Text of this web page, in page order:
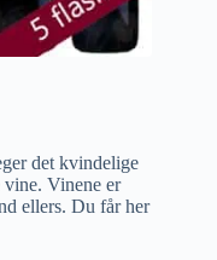
det kvindelige
Vinene er
ellers. Du får her